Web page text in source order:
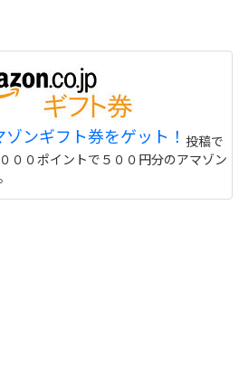
ンギフト券をゲット！ 投稿で
００ポイントで５００円分のアマゾン